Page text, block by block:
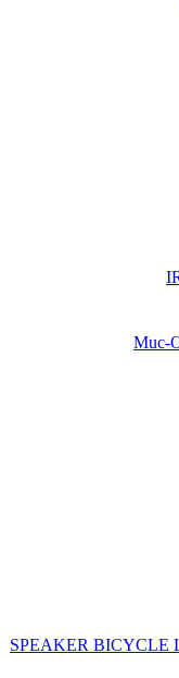
Muc-
SPEAKER BICYCLE